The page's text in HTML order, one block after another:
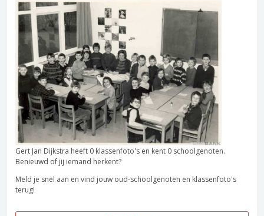
Gert Jan Dijkstra heeft 0 klassenfoto's en kent 0 schoolgenoten.
Benieuwd of jij iemand herkent?
Meld je snel aan en vind jouw oud-schoolgenoten en klassenfoto's
terug!